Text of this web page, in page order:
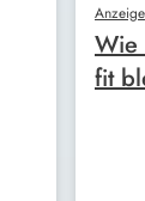
Anzeige
Wie
fit